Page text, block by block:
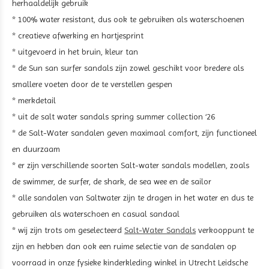
herhaaldelijk gebruik
* 100% water resistant, dus ook te gebruiken als waterschoenen
* creatieve afwerking en hartjesprint
* uitgevoerd in het bruin, kleur tan
* de Sun san surfer sandals zijn zowel geschikt voor bredere als
smallere voeten door de te verstellen gespen
* merkdetail
* uit de salt water sandals spring summer collection ‘26
* de Salt-Water sandalen geven maximaal comfort, zijn functioneel
en duurzaam
* er zijn verschillende soorten Salt-water sandals modellen, zoals
de swimmer, de surfer, de shark, de sea wee en de sailor
* alle sandalen van Saltwater zijn te dragen in het water en dus te
gebruiken als waterschoen en casual sandaal
* wij zijn trots om geselecteerd Salt-Water Sandals verkooppunt te
zijn en hebben dan ook een ruime selectie van de sandalen op
voorraad in onze fysieke kinderkleding winkel in Utrecht Leidsche